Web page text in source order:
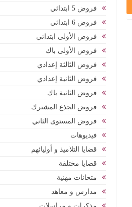
فروض 5 ابتدائي
فروض 6 ابتدائي
فروض الأولى ابتدائي
فروض الأولى باك
فروض الثالثة إعدادي
فروض الثانية إعدادي
فروض الثانية باك
فروض الجذع المشترك
فروض المستوى الثاني
فيديوهات
قضايا التلاميذ و أوليائهم
قضايا مختلفة
متحانات مهنية
مدارس و معاهد